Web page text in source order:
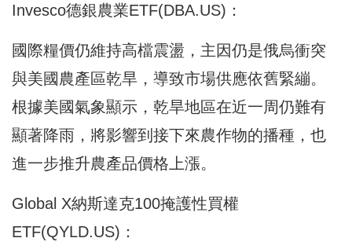
Invesco德銀農業ETF(DBA.US)：
國際糧價仍維持高檔震盪，主因仍是俄烏衝突
與美國農產區乾旱，導致市場供應依舊緊繃。
根據美國氣象顯示，乾旱地區在近一周仍難有
顯著降雨，將影響到接下來農作物的播種，也
進一步推升農產品價格上漲。
Global X納斯達克100掩護性買權
ETF(QYLD.US)：